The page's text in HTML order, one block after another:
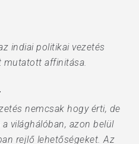
indiai politikai vezetés
mutatott affinitása.
nemcsak hogy érti, de
világhálóban, azon belül
rejlő lehetőségeket. Az